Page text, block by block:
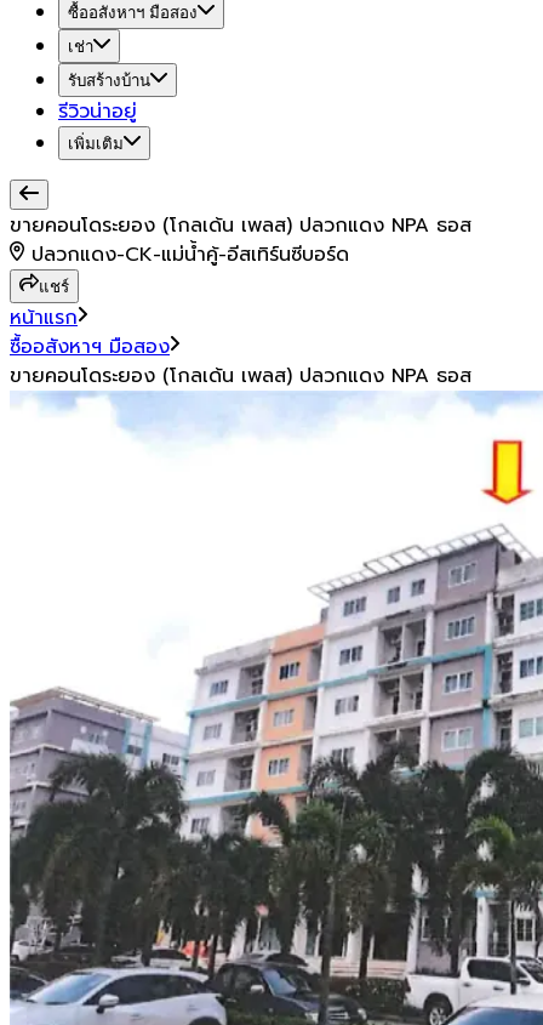
ซื้ออสังหาฯ มือสอง
เช่า
รับสร้างบ้าน
รีวิวน่าอยู่
เพิ่มเติม
ขายคอนโดระยอง (โกลเด้น เพลส) ปลวกแดง NPA ธอส
ปลวกแดง-CK-แม่น้ำคู้-อีสเทิร์นซีบอร์ด
แชร์
หน้าแรก
ซื้ออสังหาฯ มือสอง
ขายคอนโดระยอง (โกลเด้น เพลส) ปลวกแดง NPA ธอส